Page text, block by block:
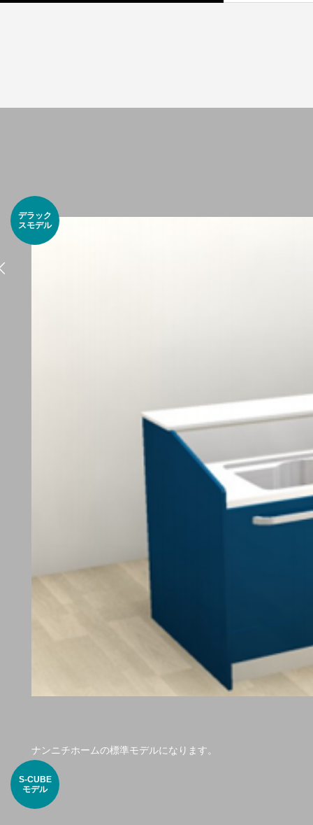
デラック
スモデル
ナンニチホームの標準モデルになります。
S-CUBE
モデル